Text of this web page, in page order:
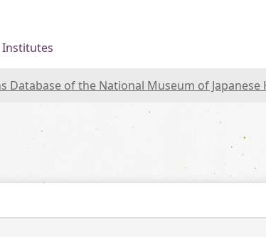
Institutes
Database of the National Museum of Japanese